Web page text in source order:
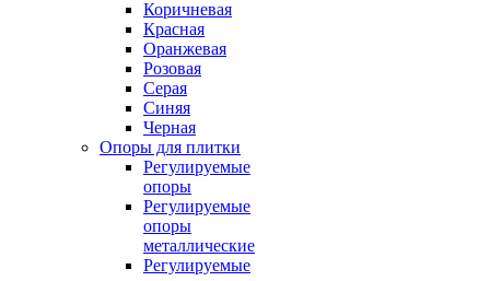
Коричневая
Красная
Оранжевая
Розовая
Серая
Синяя
Черная
Опоры для плитки
Регулируемые
опоры
Регулируемые
опоры
металлические
Регулируемые